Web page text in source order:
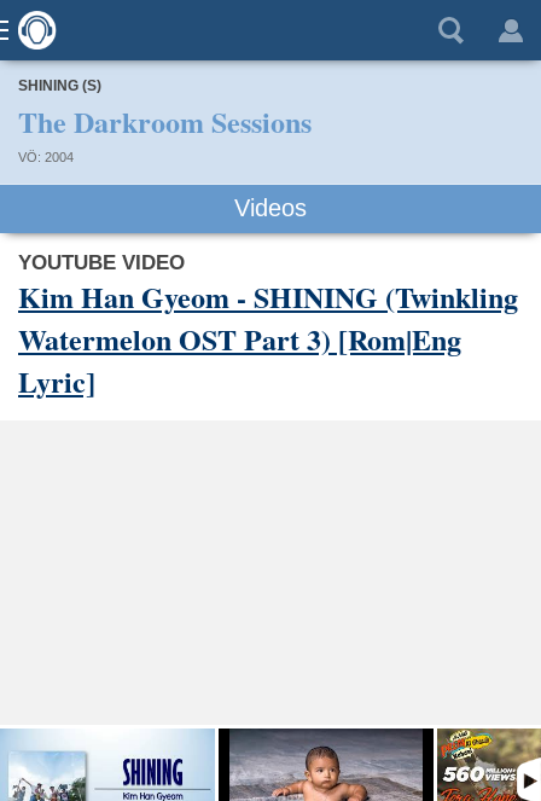
SHINING (S)
The Darkroom Sessions
VÖ: 2004
Videos
YOUTUBE VIDEO
Kim Han Gyeom - SHINING (Twinkling
Watermelon OST Part 3) [Rom|Eng
Lyric]